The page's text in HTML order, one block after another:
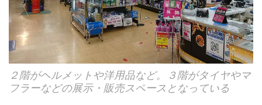
２階がヘルメットや洋用品など。３階がタイヤやマ
フラーなどの展示・販売スペースとなっている